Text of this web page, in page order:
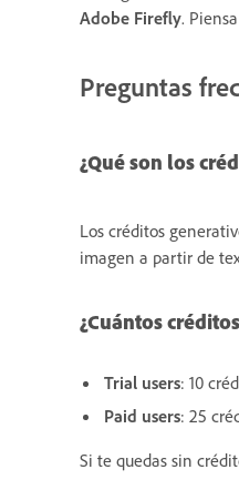
Adobe Firefly.
Preguntas
¿Qué son los
Los créditos
imagen a partir de
¿Cuántos
Trial users: 10
Paid users: 25
Si te quedas sin